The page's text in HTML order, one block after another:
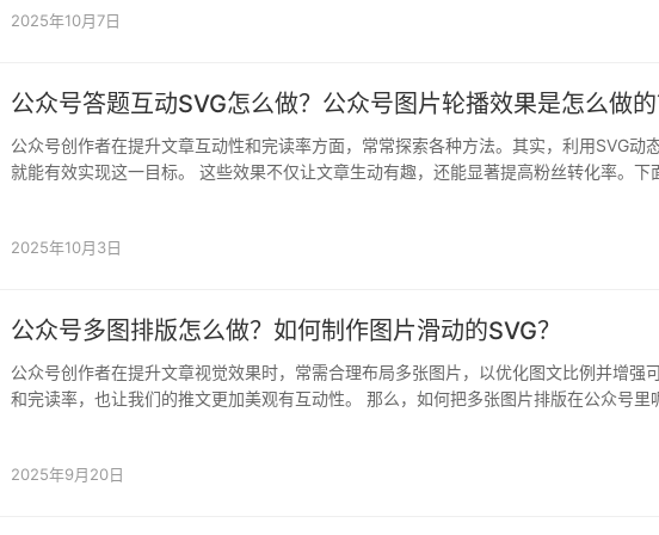
2025年10月7日
公众号答题互动SVG怎么做？公众号图片轮播效果是怎么做的
公众号创作者在提升文章互动性和完读率方面，常常探索各种方法。其实，利用SVG动
就能有效实现这一目标。 这些效果不仅让文章生动有趣，还能显著提高粉丝转化率。下
2025年10月3日
公众号多图排版怎么做？如何制作图片滑动的SVG？
公众号创作者在提升文章视觉效果时，常需合理布局多张图片，以优化图文比例并增强
和完读率，也让我们的推文更加美观有互动性。 那么，如何把多张图片排版在公众号里
2025年9月20日